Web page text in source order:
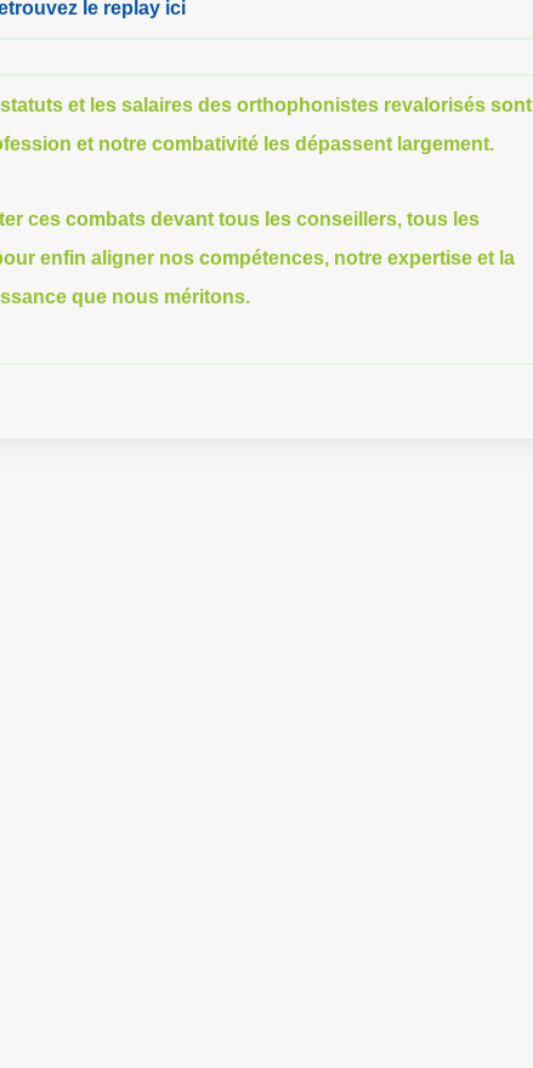
le replay ici
et les salaires des orthophonistes revalorisés sont
et notre combativité les dépassent largement.
ces combats devant tous les conseillers, tous les
enfin aligner nos compétences, notre expertise et la
que nous méritons.